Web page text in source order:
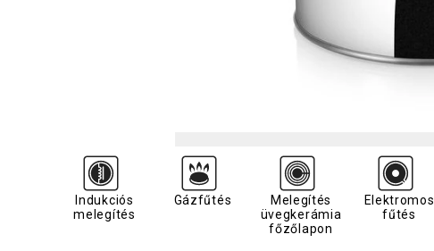
Indukciós
melegítés
Gázfűtés
Melegítés
üvegkerámia
főzőlapon
Elektromos
fűtés